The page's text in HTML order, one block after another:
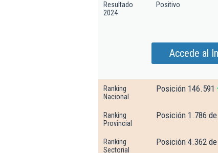
Resultado
2024
Positivo
Accede al
Ranking
Nacional
Posición 146.591
Ranking
Provincial
Posición 1.786
Ranking
Sectorial
Posición 4.362